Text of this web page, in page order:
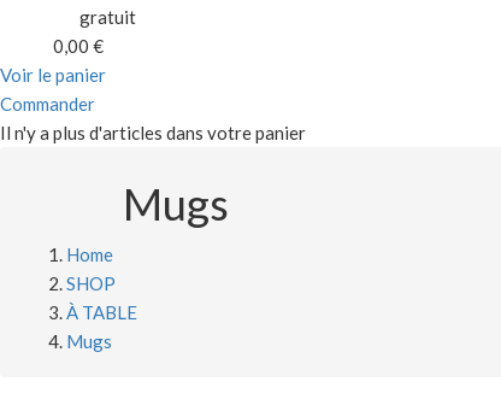
gratuit
0,00 €
Voir le panier
Commander
Il n'y a plus d'articles dans votre panier
Mugs
Home
SHOP
À TABLE
Mugs